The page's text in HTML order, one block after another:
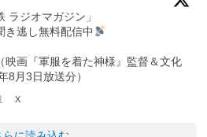
ラジオマガジン」
き逃し無料配信中
映画『軍服を着た神様』監督＆文化
8月3日放送分）
X